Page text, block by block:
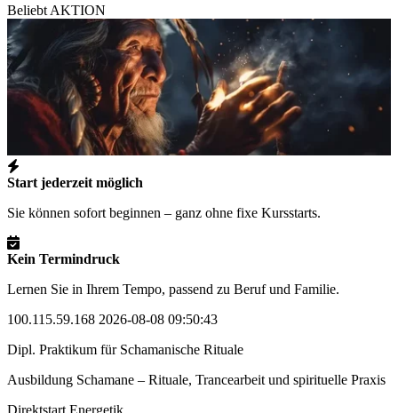
Beliebt AKTION
Start jederzeit möglich
Sie können sofort beginnen – ganz ohne fixe Kursstarts.
Kein Termindruck
Lernen Sie in Ihrem Tempo, passend zu Beruf und Familie.
100.115.59.168 2026-08-08 09:50:43
Dipl. Praktikum für Schamanische Rituale
Ausbildung Schamane – Rituale, Trancearbeit und spirituelle Praxis
Direktstart Energetik